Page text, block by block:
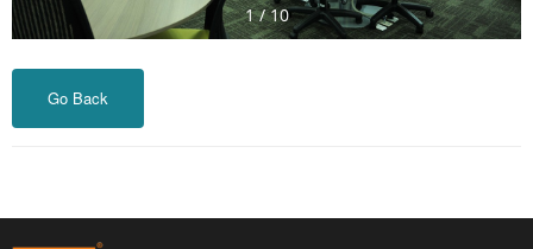
1/10
Go Back